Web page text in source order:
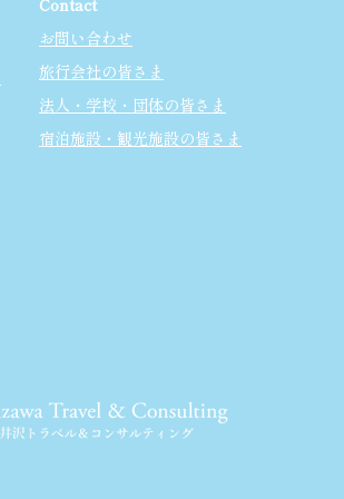
Contact
お問い合わせ
旅行会社の皆さま
法人・学校・団体の皆さま
宿泊施設・観光施設の皆さま